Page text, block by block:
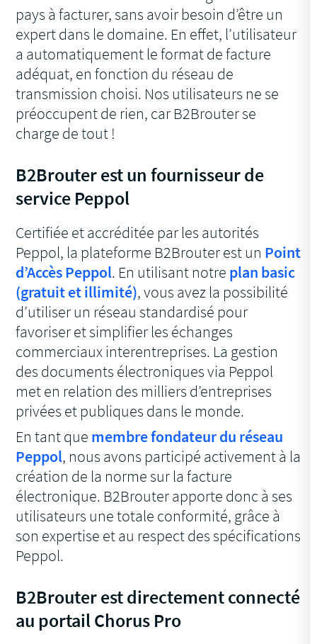
pays à facturer, sans avoir besoin d’être un
expert dans le domaine. En effet, l’utilisateur
a automatiquement le format de facture
adéquat, en fonction du réseau de
transmission choisi. Nos utilisateurs ne se
préoccupent de rien, car B2Brouter se
charge de tout !
B2Brouter est un fournisseur de
service Peppol
Certifiée et accréditée par les autorités
Peppol, la plateforme B2Brouter est un Point
d’Accès Peppol. En utilisant notre plan basic
(gratuit et illimité), vous avez la possibilité
d’utiliser un réseau standardisé pour
favoriser et simplifier les échanges
commerciaux interentreprises. La gestion
des documents électroniques via Peppol
met en relation des milliers d’entreprises
privées et publiques dans le monde.
En tant que membre fondateur du réseau
Peppol, nous avons participé activement à la
création de la norme sur la facture
électronique. B2Brouter apporte donc à ses
utilisateurs une totale conformité, grâce à
son expertise et au respect des spécifications
Peppol.
B2Brouter est directement connecté
au portail Chorus Pro